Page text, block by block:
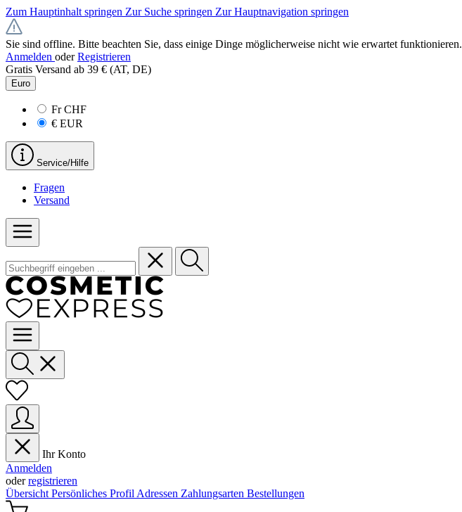
Zum Hauptinhalt springen Zur Suche springen Zur Hauptnavigation springen
Sie sind offline. Bitte beachten Sie, dass einige Dinge möglicherweise nicht wie erwartet funktionieren.
Anmelden oder Registrieren
Gratis Versand ab 39 € (AT, DE)
Euro
FrCHF
€ EUR
Service/Hilfe
Fragen
Versand
Ihr Konto
Anmelden
oderregistrieren
Übersicht Persönliches Profil Adressen Zahlungsarten Bestellungen